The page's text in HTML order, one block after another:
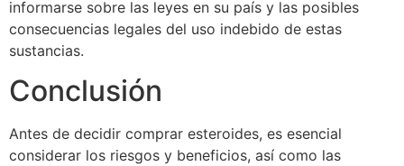
informarse sobre las leyes en su país y las posibles
consecuencias legales del uso indebido de estas
sustancias.
Conclusión
Antes de decidir comprar esteroides, es esencial
considerar los riesgos y beneficios, así como las